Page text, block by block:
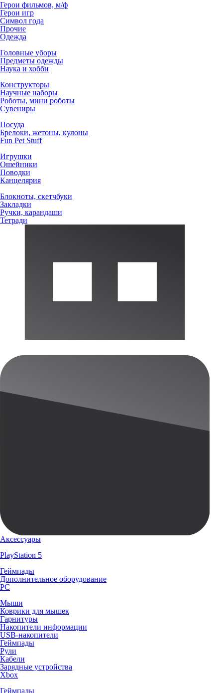
Герои фильмов, м/ф
Герои игр
Символ года
Прочие
Одежда
Головные уборы
Предметы одежды
Наука и хобби
Конструкторы
Научные наборы
Роботы, мини роботы
Сувениры
Посуда
Брелоки, жетоны, кулоны
Fun Pet Stuff
Игрушки
Ошейники
Поводки
Канцелярия
Блокноты, скетчбуки
Закладки
Ручки, карандаши
Тетради
Аксессуары
PlayStation 5
Геймпады
Дополнительное оборудование
PC
Мыши
Коврики для мышек
Гарнитуры
Накопители информации
USB-накопители
Геймпады
Рули
Кабели
Зарядные устройства
Xbox
Геймпады